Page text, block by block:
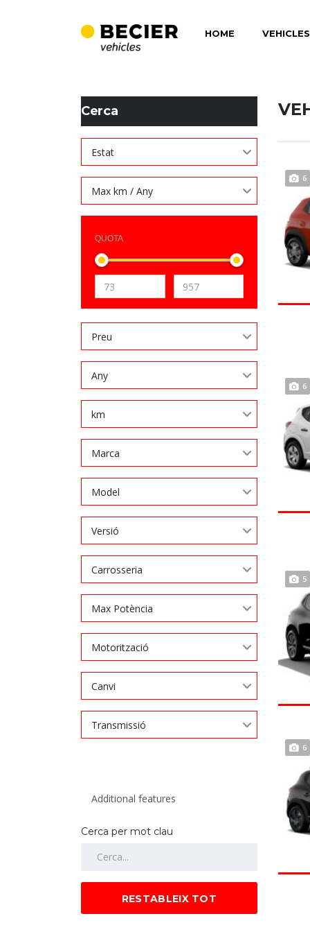
HOME
BECIER MOBILITAT
Cerca
Estat
Max km / Any
QUOTA
Preu
Any
km
Marca
Model
Versió
Carrosseria
Max Potència
Motorització
Canvi
Transmissió
Cerca per mot clau
RESTABLEIX TOT
6
6
5
6